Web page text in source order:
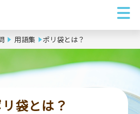
用語集 ポリ袋とは？
袋とは？